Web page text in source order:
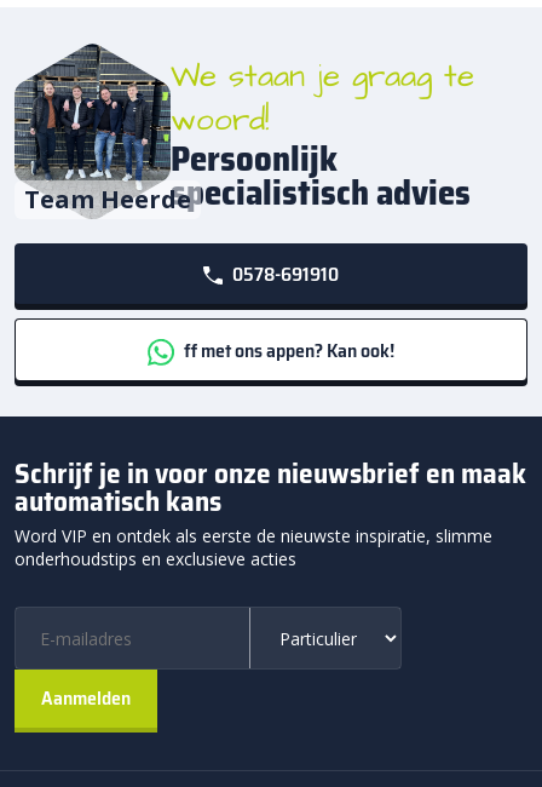
Team Heerde
We staan je graag te
woord!
Persoonlijk
specialistisch advies
0578-691910
ff met ons appen? Kan ook!
Schrijf je in voor onze nieuwsbrief en maak
automatisch kans
Word VIP en ontdek als eerste de nieuwste inspiratie, slimme
onderhoudstips en exclusieve acties